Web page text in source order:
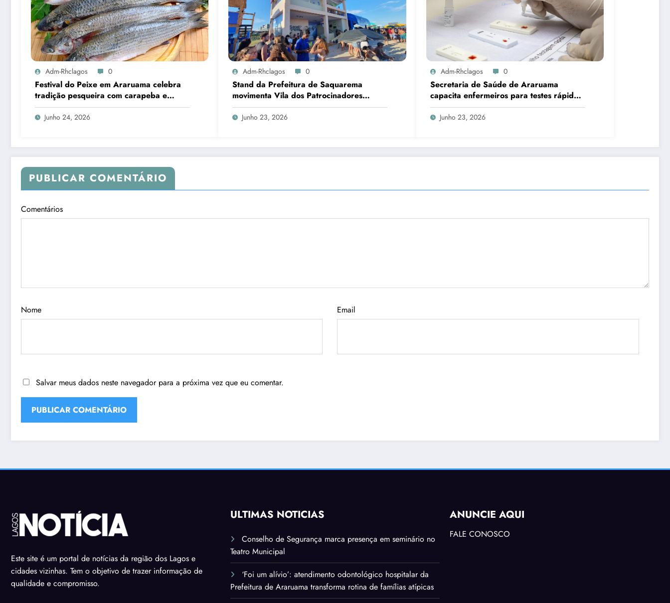
Adm-Rhclagos 0
Festival do Peixe em Araruama celebra
tradição pesqueira com carapeba e
tainha
Junho 24, 2026
Adm-Rhclagos 0
Stand da Prefeitura de Saquarema
movimenta Vila dos Patrocinadores
durante Mundial de Surfe
Junho 23, 2026
Adm-Rhclagos 0
Secretaria de Saúde de Araruama
capacita enfermeiros para testes rápidos
de HIV, sífilis e hepatites
Junho 23, 2026
PUBLICAR COMENTÁRIO
Comentários
Nome Email
Salvar meus dados neste navegador para a próxima vez que eu comentar.
Este site é um portal de notícias da região dos Lagos e
cidades vizinhas. Tem o objetivo de trazer informação de
qualidade e compromisso.
ÚLTIMAS NOTÍCIAS
Conselho de Segurança marca presença em seminário no
Teatro Municipal
‘Foi um alívio’: atendimento odontológico hospitalar da
Prefeitura de Araruama transforma rotina de famílias atípicas
ANUNCIE AQUI
FALE CONOSCO